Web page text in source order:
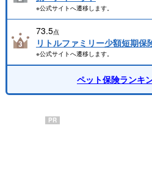
※公式サイトへ遷移します。
73.5点
リトルファミリー少額短期保
※公式サイトへ遷移します。
ペット保険ランキ
PR